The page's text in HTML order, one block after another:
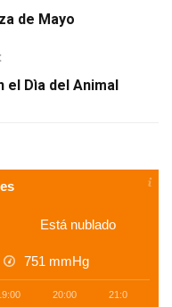
de Mayo
Dìa del Animal
Está nublado
751 mmHg
20:00 21:00